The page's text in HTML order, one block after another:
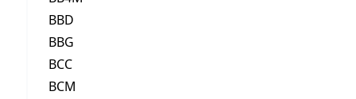
BBD
BBG
BCC
BCM